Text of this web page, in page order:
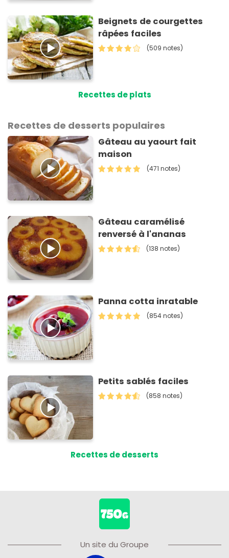
Beignets de courgettes
râpées faciles
(509 notes)
Recettes de plats
Recettes de desserts populaires
Gâteau au yaourt fait
maison
(471 notes)
Gâteau caramélisé
renversé à l'ananas
(138 notes)
Panna cotta inratable
(854 notes)
Petits sablés faciles
(858 notes)
Recettes de desserts
Un site du Groupe